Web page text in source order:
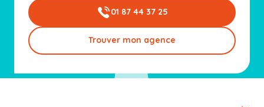
01 87 44 37 25
Trouver mon agence